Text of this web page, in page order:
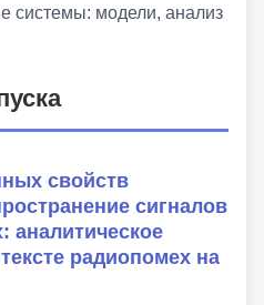
модели, анализ
свойств
сигналов
аналитическое
радиопомех на